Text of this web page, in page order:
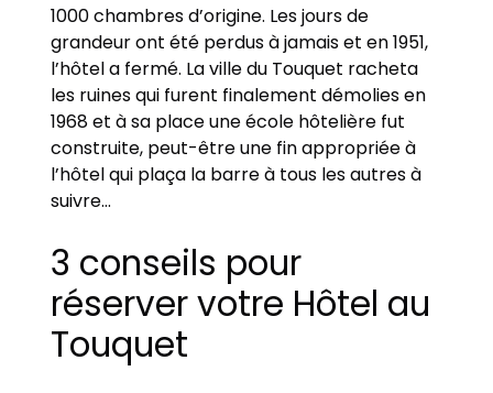
1000 chambres d’origine. Les jours de
grandeur ont été perdus à jamais et en 1951,
l’hôtel a fermé. La ville du Touquet racheta
les ruines qui furent finalement démolies en
1968 et à sa place une école hôtelière fut
construite, peut-être une fin appropriée à
l’hôtel qui plaça la barre à tous les autres à
suivre…
3 conseils pour
réserver votre Hôtel au
Touquet